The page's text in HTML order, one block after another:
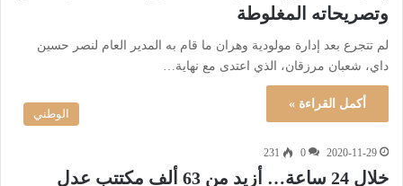
وتصريحاته المغلوطة
لم تتجرع بعد إدارة مولودية وهران ما قام به المدير العام لنصر حسين
داي، شعبان مرزقان، الذي اعتدى مع نهاية…
أكمل القراءة »
الوطني
2020-11-29
0
231
خلال 24 ساعة… أزيد من 63 ألف مكتتب عدل